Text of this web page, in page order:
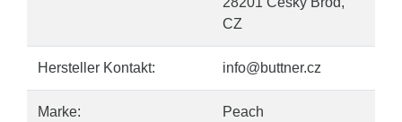
CZ
Hersteller Kontakt: info@buttner.cz
Marke: Peach